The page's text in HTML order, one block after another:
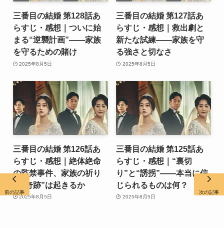
三番目の結婚 第128話あ
らすじ・感想｜ついに始
まる“逆襲計画”――家族
を守るための賭け
2025年8月5日
三番目の結婚 第127話あ
らすじ・感想｜救出劇と
新たな試練――家族を守
る強さと切なさ
2025年8月5日
三番目の結婚 第126話あ
らすじ・感想｜絶体絶命
の監禁事件、家族の祈り
と“奇跡”は起きるか
2025年8月5日
三番目の結婚 第125話あ
らすじ・感想｜“裏切
り”と“誘拐”――本当に信
じられるものは何？
2025年8月5日
前の記事 次の記事